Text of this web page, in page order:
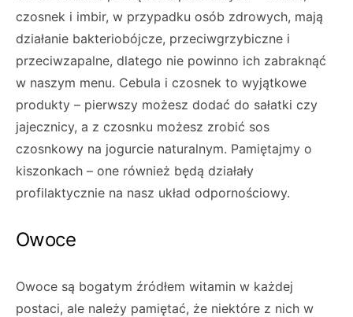
czosnek i imbir, w przypadku osób zdrowych, mają
działanie bakteriobójcze, przeciwgrzybiczne i
przeciwzapalne, dlatego nie powinno ich zabraknąć
w naszym menu. Cebula i czosnek to wyjątkowe
produkty – pierwszy możesz dodać do sałatki czy
jajecznicy, a z czosnku możesz zrobić sos
czosnkowy na jogurcie naturalnym. Pamiętajmy o
kiszonkach – one również będą działały
profilaktycznie na nasz układ odpornościowy.
Owoce
Owoce są bogatym źródłem witamin w każdej
postaci, ale należy pamiętać, że niektóre z nich w